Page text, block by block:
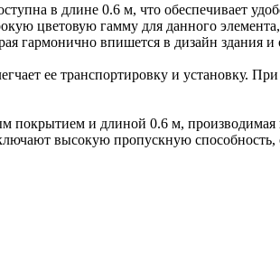
в длине 0.6 м, что обеспечивает
цветовую гамму для данного
гармонично впишется в дизайн здания
ее транспортировку и установку.
покрытием и длиной 0.6 м,
высокую пропускную